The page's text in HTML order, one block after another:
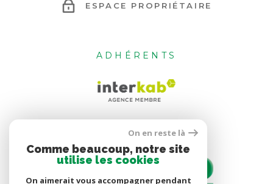
ESPACE PROPRIÉTAIRE
ADHÉRENTS
On en reste là
Comme beaucoup, notre site
utilise les cookies
On aimerait vous accompagner pendant